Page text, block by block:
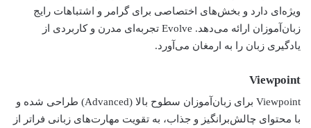
ویژه‌ای دارد و بخش‌های اختصاصی برای گرامر و اشتباهات رایج
زبان‌آموزان ارائه می‌دهد. Evolve تجربه‌ای مدرن و کاربردی از
یادگیری زبان را به ارمغان می‌آورد.
Viewpoint
Viewpoint برای زبان‌آموزان سطوح بالا (Advanced) طراحی شده و
با محتوای چالش‌برانگیز و جذاب، به تقویت مهارت‌های زبانی فراتر از